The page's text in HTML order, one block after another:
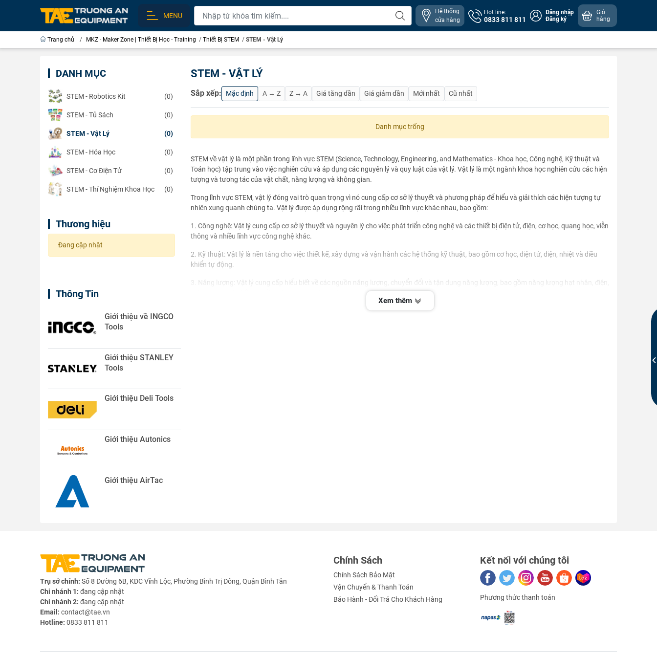
MENU
Hệ thống
cửa hàng
Hot line:
0833 811 811
Đăng nhập
Đăng ký
Giỏ
hàng
Trang chủ / MKZ - Maker Zone | Thiết Bị Học - Training / Thiết Bị STEM / STEM - Vật Lý
STEM - VẬT LÝ
Sắp xếp: Mặc định A → Z Z → A Giá tăng dần Giá giảm dần Mới nhất Cũ nhất
Danh mục trống
STEM về vật lý là một phần trong lĩnh vực STEM (Science, Technology, Engineering, and Mathematics - Khoa học, Công nghệ, Kỹ thuật và
Toán học) tập trung vào việc nghiên cứu và áp dụng các nguyên lý và quy luật của vật lý. Vật lý là một ngành khoa học nghiên cứu các hiện
tượng và tương tác của vật chất, năng lượng và không gian.
Trong lĩnh vực STEM, vật lý đóng vai trò quan trọng vì nó cung cấp cơ sở lý thuyết và phương pháp để hiểu và giải thích các hiện tượng tự
nhiên xung quanh chúng ta. Vật lý được áp dụng rộng rãi trong nhiều lĩnh vực khác nhau, bao gồm:
1. Công nghệ: Vật lý cung cấp cơ sở lý thuyết và nguyên lý cho việc phát triển công nghệ và các thiết bị điện tử, điện, cơ học, quang học, viễn
thông và nhiều lĩnh vực công nghệ khác.
2. Kỹ thuật: Vật lý là nền tảng cho việc thiết kế, xây dựng và vận hành các hệ thống kỹ thuật, bao gồm cơ học, điện tử, điện, nhiệt và điều
khiển tự động.
3. Năng lượng: Vật lý cung cấp hiểu biết về các nguồn năng lượng, chuyển đổi và tận dụng năng lượng, bao gồm năng lượng hạt nhân, điện,
4. Vật liệu: Vật lý cung cấp kiến thức về các tính chất vật liệu, sự tương tác giữa các vật liệu và ứng dụng trong việc phát triển và sử dụng
Xem thêm
DANH MỤC
STEM - Robotics Kit (0)
STEM - Tủ Sách (0)
STEM - Vật Lý (0)
STEM - Hóa Học (0)
STEM - Cơ Điện Tử (0)
STEM - Thí Nghiệm Khoa Học (0)
Thương hiệu
Đang cập nhật
Thông Tin
Giới thiệu về INGCO
Tools
Giới thiệu STANLEY
Tools
Giới thiệu Deli Tools
Giới thiệu Autonics
Giới thiệu AirTac
Trụ sở chính: Số 8 Đường 6B, KDC Vĩnh Lộc, Phường Bình Trị Đông, Quận Bình Tân
Chi nhánh 1: đang cập nhật
Chi nhánh 2: đang cập nhật
Email: contact@tae.vn
Hotline: 0833 811 811
Chính Sách
Chính Sách Bảo Mật
Vận Chuyển & Thanh Toán
Bảo Hành - Đổi Trả Cho Khách Hàng
Kết nối với chúng tôi
Phương thức thanh toán